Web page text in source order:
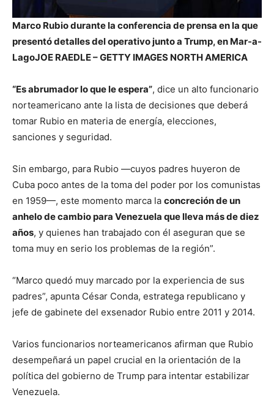
Marco Rubio durante la conferencia de prensa en la que
presentó detalles del operativo junto a Trump, en Mar-a-
LagoJOE RAEDLE – GETTY IMAGES NORTH AMERICA
“Es abrumador lo que le espera”, dice un alto funcionario
norteamericano ante la lista de decisiones que deberá
tomar Rubio en materia de energía, elecciones,
sanciones y seguridad.
Sin embargo, para Rubio —cuyos padres huyeron de
Cuba poco antes de la toma del poder por los comunistas
en 1959—, este momento marca la concreción de un
anhelo de cambio para Venezuela que lleva más de diez
años, y quienes han trabajado con él aseguran que se
toma muy en serio los problemas de la región”.
“Marco quedó muy marcado por la experiencia de sus
padres”, apunta César Conda, estratega republicano y
jefe de gabinete del exsenador Rubio entre 2011 y 2014.
Varios funcionarios norteamericanos afirman que Rubio
desempeñará un papel crucial en la orientación de la
política del gobierno de Trump para intentar estabilizar
Venezuela.